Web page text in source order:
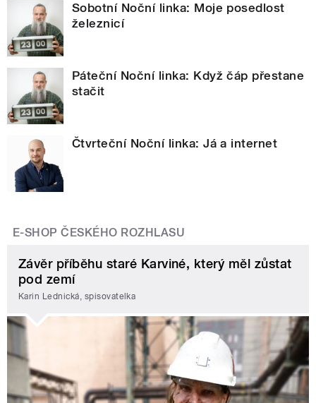
Sobotní Noční linka: Moje posedlost
železnicí
Páteční Noční linka: Když čáp přestane
stačit
Čtvrteční Noční linka: Já a internet
E-SHOP ČESKÉHO ROZHLASU
Závěr příběhu staré Karviné, který měl zůstat
pod zemí
Karin Lednická, spisovatelka